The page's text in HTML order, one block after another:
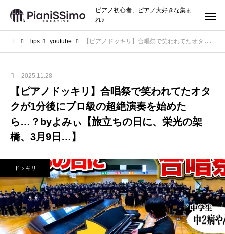
ピアノ初心者、ピアノ大好きな集ま
れ♪
Tips youtube 【ピアノドッキリ】合唱祭で笑われてたオタクが1分後にプロ級の超絶演奏を始めたら…？byよみぃ【旅立ちの日に、栄光の架橋、3月9日…】
2025.11.28
【ピアノドッキリ】合唱祭で笑われてたオタ
クが1分後にプロ級の超絶演奏を始めた
ら…？byよみぃ【旅立ちの日に、栄光の架
橋、3月9日…】
ドッキリ